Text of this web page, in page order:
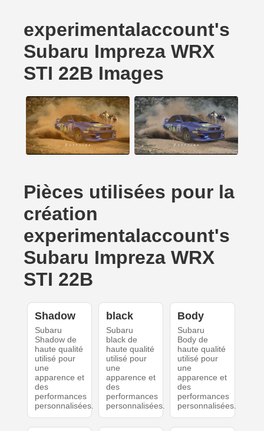
experimentalaccount's
Subaru Impreza WRX
STI 22B Images
Pièces utilisées pour la
création
experimentalaccount's
Subaru Impreza WRX
STI 22B
Shadow
Subaru
Shadow de
haute qualité
utilisé pour
une
apparence et
des
performances
personnalisées.
black
Subaru
black de
haute qualité
utilisé pour
une
apparence et
des
performances
personnalisées.
Body
Subaru
Body de
haute qualité
utilisé pour
une
apparence et
des
performances
personnalisées.